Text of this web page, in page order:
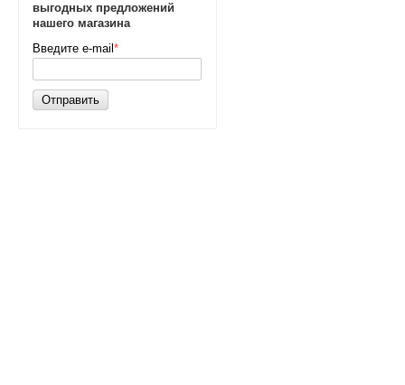
выгодных предложений
нашего магазина
Введите e-mail *
Отправить